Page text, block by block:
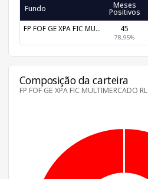
Fundo Meses
Positivos
FP FOF GE XPA FIC MU... 45
78,95%
Composição da carteira
FP FOF GE XPA FIC MULTIMERCADO RL